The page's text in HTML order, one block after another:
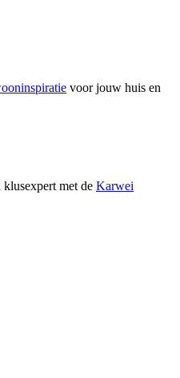
voor jouw huis en
met de Karwei